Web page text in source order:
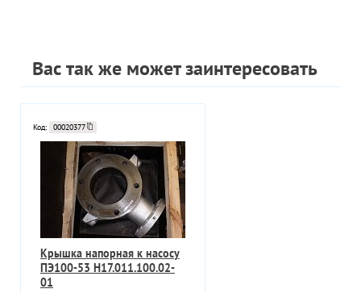
Вас так же может заинтересовать
Код: 00020377
Крышка напорная к насосу
ПЭ100-53 H17.011.100.02-
01